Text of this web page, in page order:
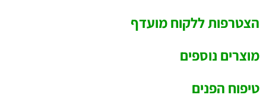
הצטרפות ללקוח מועדף
מוצרים נוספים
טיפוח הפנים